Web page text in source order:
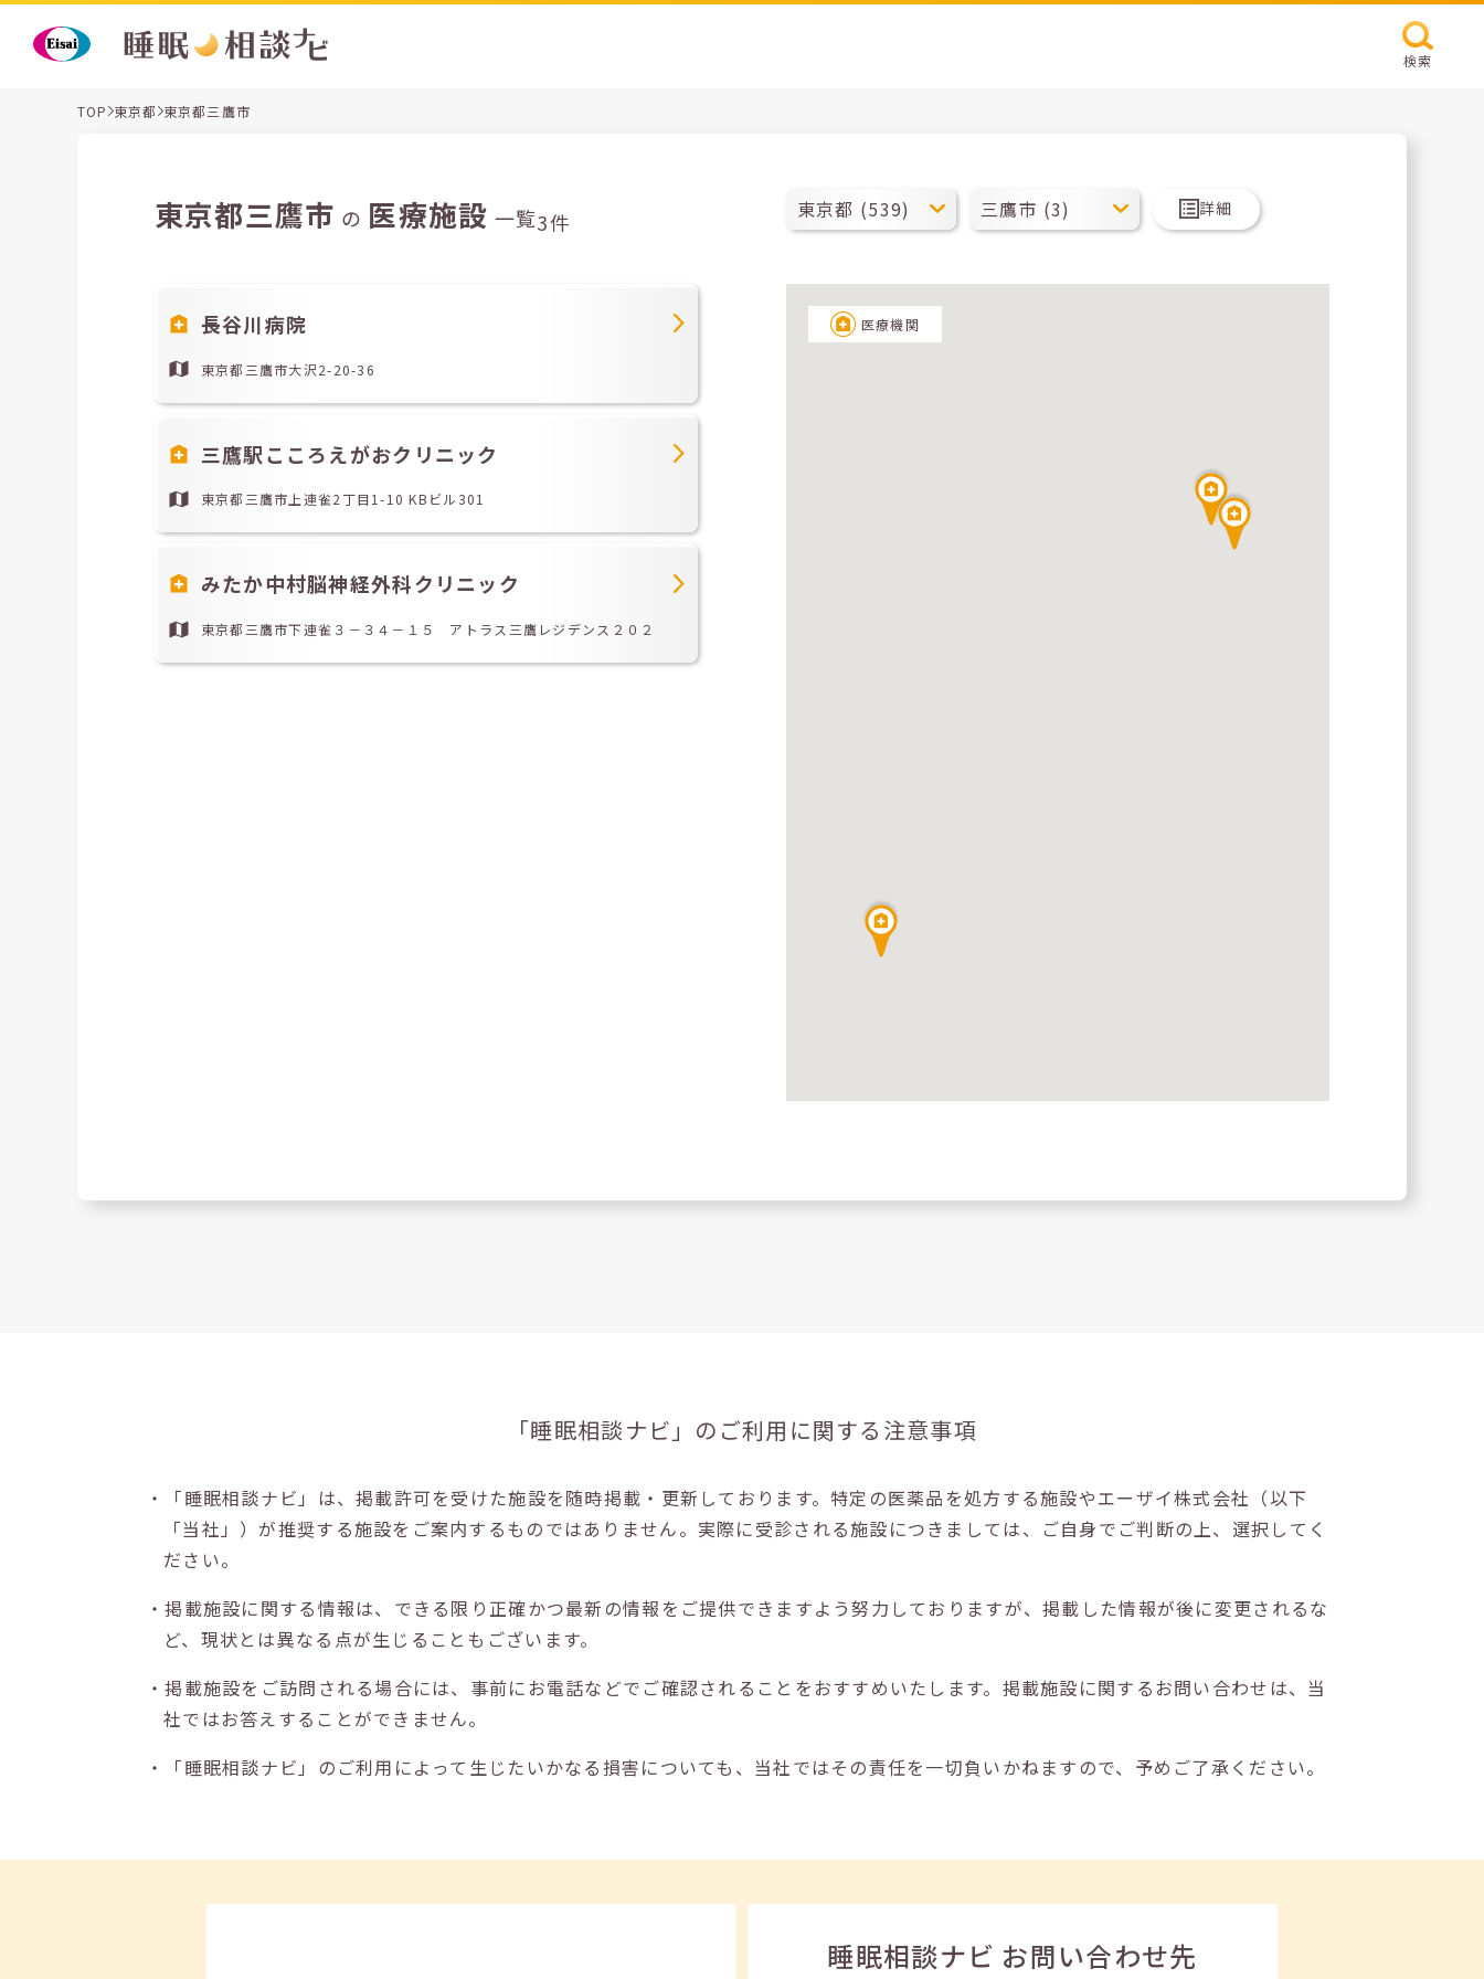
検索
TOP 東京都 東京都三鷹市
東京都三鷹市 の 医療施設 一覧3件 詳細
長谷川病院
東京都三鷹市大沢2-20-36
三鷹駅こころえがおクリニック
東京都三鷹市上連雀2丁目1-10 KBビル301
みたか中村脳神経外科クリニック
東京都三鷹市下連雀３－３４－１５ アトラス三鷹レジデンス２０２
医療機関
「睡眠相談ナビ」の ご利用に関する注意事項
・「睡眠相談ナビ」は、掲載許可を受けた施設を随時掲載・更新しております。特定の医薬品を処方する施設やエーザイ株式会社（以下
「当社」）が推奨する施設をご案内するものではありません。実際に受診される施設につきましては、ご自身でご判断の上、選択してく
ださい。
・掲載施設に関する情報は、できる限り正確かつ最新の情報をご提供できますよう努力しておりますが、掲載した情報が後に変更されるな
ど、現状とは異なる点が生じることもございます。
・掲載施設をご訪問される場合には、事前にお電話などでご確認されることをおすすめいたします。掲載施設に関するお問い合わせは、当
社ではお答えすることができません。
・「睡眠相談ナビ」のご利用によって生じたいかなる損害についても、当社ではその責任を一切負いかねますので、予めご了承ください。
睡眠相談ナビ お問い合わせ先